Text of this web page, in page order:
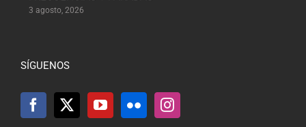
3 agosto, 2026
SÍGUENOS